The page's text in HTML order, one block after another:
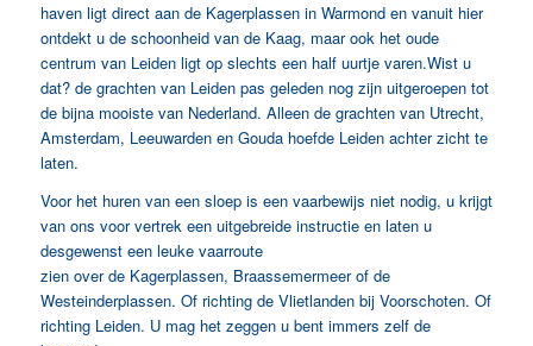
haven ligt direct aan de Kagerplassen in Warmond en vanuit hier
ontdekt u de schoonheid van de Kaag, maar ook het oude
centrum van Leiden ligt op slechts een half uurtje varen.Wist u
dat? de grachten van Leiden pas geleden nog zijn uitgeroepen tot
de bijna mooiste van Nederland. Alleen de grachten van Utrecht,
Amsterdam, Leeuwarden en Gouda hoefde Leiden achter zicht te
laten.
Voor het huren van een sloep is een vaarbewijs niet nodig, u krijgt
van ons voor vertrek een uitgebreide instructie en laten u
desgewenst een leuke vaarroute
zien over de Kagerplassen, Braassemermeer of de
Westeinderplassen. Of richting de Vlietlanden bij Voorschoten. Of
richting Leiden. U mag het zeggen u bent immers zelf de